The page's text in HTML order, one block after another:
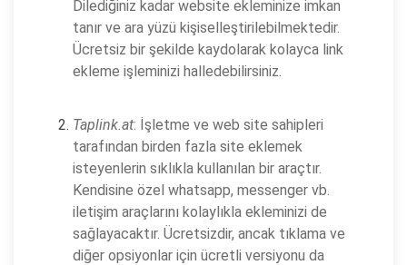
Dilediğiniz kadar website ekleminize imkan
tanır ve ara yüzü kişiselleştirilebilmektedir.
Ücretsiz bir şekilde kaydolarak kolayca link
ekleme işleminizi halledebilirsiniz.
Taplink.at: İşletme ve web site sahipleri
tarafından birden fazla site eklemek
isteyenlerin sıklıkla kullanılan bir araçtır.
Kendisine özel whatsapp, messenger vb.
iletişim araçlarını kolaylıkla ekleminizi de
sağlayacaktır. Ücretsizdir, ancak tıklama ve
diğer opsiyonlar için ücretli versiyonu da